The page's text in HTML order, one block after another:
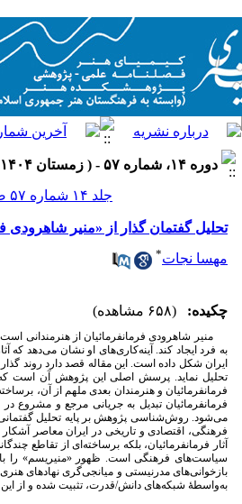
دوره ۱۴، شماره ۵۷ - ( زمستان ۱۴۰۴ )
جلد ۱۴ شماره ۵۷ صفحات ۶۴-۴۳
تحلیل گفتمان گذار از «منیر شاهرودی
مهسا نجات*
چکیده: (۶۵۸ مشاهده)
منیر شاهرودی فرمانفرمائیان از هنرمندانی
به فرد ایجاد کند. آینه‌کاری‌های او نشان می‌دهد که
ایران شکل داده است. این مقاله قصد دارد روند
تحلیل نماید. پرسش اصلی این پژوهش آن است که
فرمانفرمائیان و هنرمندان بعدی ملهم از آن،
فرمانفرمائیان تبدیل به جریانی مرجع و مشروع
می‌شود. روش‌شناسی پژوهش بر پایه تحلیل
فرهنگی، اقتصادی و تاریخی در ایران معاصر
آثار فرمانفرمائیان، بلکه برساخته‌ای از تقاطع
سیاست‌های فرهنگی است. ظهور «منیریسم» را
بازخوانی‌های مدرنیستی و میانجیگری نهادهای هنری
به‌واسطۀ شبکه‌های دانش/قدرت، تثبیت شده و از